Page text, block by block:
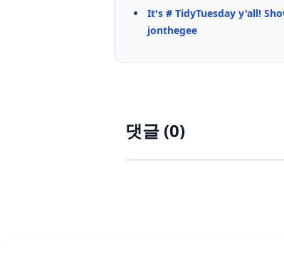
It's # TidyTuesday y'all!
jonthegee
댓글 (0)